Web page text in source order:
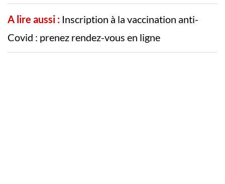
A lire aussi : Inscription à la vaccination anti-
Covid : prenez rendez-vous en ligne